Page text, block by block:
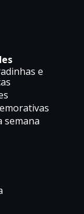
e
semana